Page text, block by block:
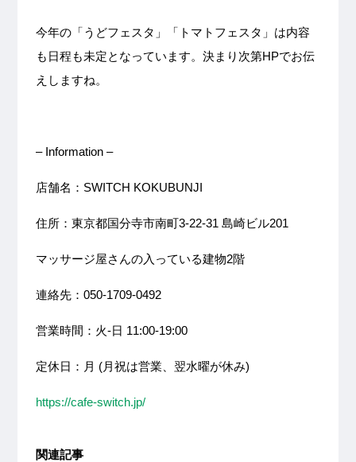
今年の「うどフェスタ」「トマトフェスタ」は内容
も日程も未定となっています。決まり次第HPでお伝
えしますね。
– Information –
店舗名：SWITCH KOKUBUNJI
住所：東京都国分寺市南町3-22-31 島崎ビル201
マッサージ屋さんの入っている建物2階
連絡先：050-1709-0492
営業時間：火-日 11:00-19:00
定休日：月 (月祝は営業、翌水曜が休み)
https://cafe-switch.jp/
関連記事